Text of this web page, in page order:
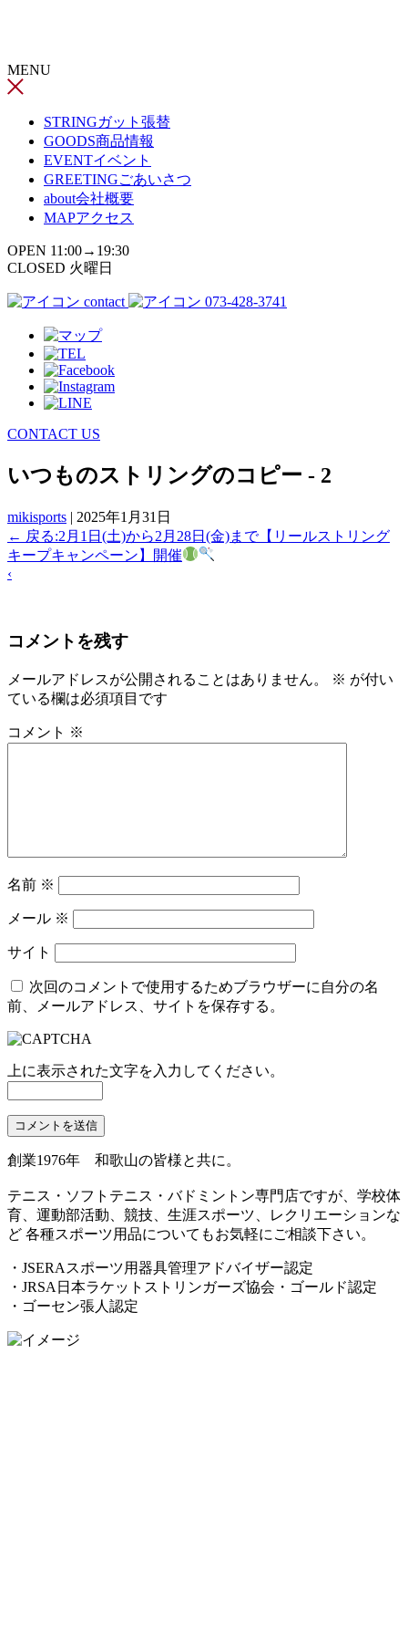
ン
ツ
MENU
STRINGガット張替
GOODS商品情報
EVENTイベント
GREETINGごあいさつ
about会社概要
MAPアクセス
OPEN 11:00→19:30
CLOSED 火曜日
contact 073-428-3741
CONTACT US
いつものストリングのコピー - 2
mikisports | 2025年1月31日
← 戻る:2月1日(土)から2月28日(金)まで【リールストリング
キープキャンペーン】開催
‹
コメントを残す
メールアドレスが公開されることはありません。 ※ が付い
ている欄は必須項目です
コメント ※
名前 ※
メール ※
サイト
次回のコメントで使用するためブラウザーに自分の名
前、メールアドレス、サイトを保存する。
上に表示された文字を入力してください。
創業1976年 和歌山の皆様と共に。
テニス・ソフトテニス・バドミントン専門店ですが、学校体
育、運動部活動、競技、生涯スポーツ、レクリエーションな
ど 各種スポーツ用品についてもお気軽にご相談下さい。
・JSERAスポーツ用器具管理アドバイザー認定
・JRSA日本ラケットストリンガーズ協会・ゴールド認定
・ゴーセン張人認定